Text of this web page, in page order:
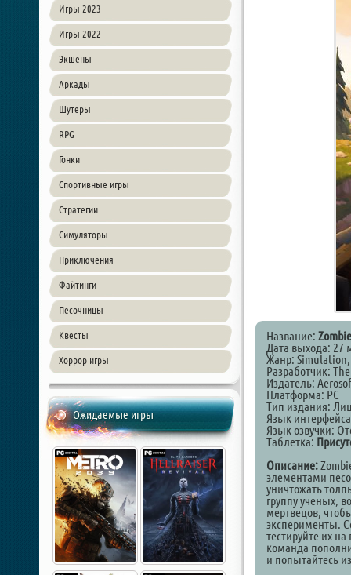
Игры 2023
Игры 2022
Экшены
Аркады
Шутеры
RPG
Гонки
Спортивные игры
Стратегии
Симуляторы
Приключения
Файтинги
Песочницы
Квесты
Хоррор игры
Ожидаемые игры
Название:
Дата выхода: 27
Жанр:
Разработчик:
Издатель:
Платформа: PC
Тип издания:
Язык
Язык озвучки:
Таблетка:
Описание:
элементами
уничтожать
группу ученых,
мертвецов,
эксперименты.
тестируйте их
команда
и попытайтесь